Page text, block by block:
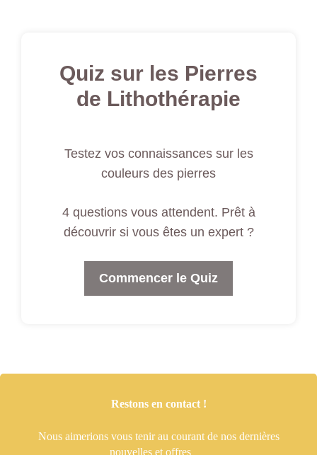
Quiz sur les Pierres
de Lithothérapie
Testez vos connaissances sur les
couleurs des pierres
4 questions vous attendent. Prêt à
découvrir si vous êtes un expert ?
Commencer le Quiz
Restons en contact !
Nous aimerions vous tenir au courant de nos dernières
nouvelles et offres